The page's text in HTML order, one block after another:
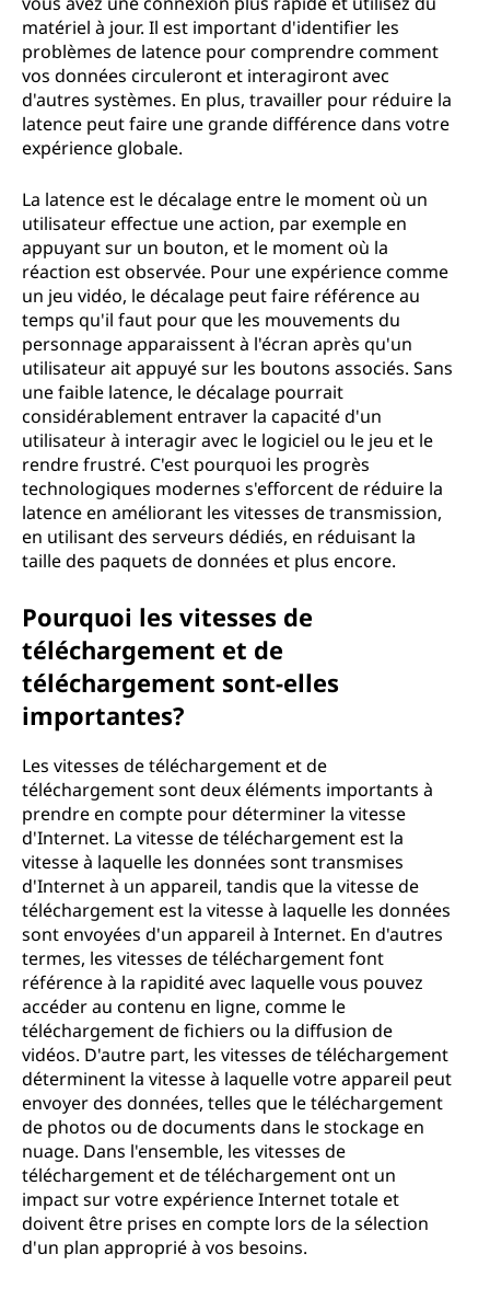
matériel à jour. Il est important d'identifier les
problèmes de latence pour comprendre comment
vos données circuleront et interagiront avec
d'autres systèmes. En plus, travailler pour réduire la
latence peut faire une grande différence dans votre
expérience globale.
La latence est le décalage entre le moment où un
utilisateur effectue une action, par exemple en
appuyant sur un bouton, et le moment où la
réaction est observée. Pour une expérience comme
un jeu vidéo, le décalage peut faire référence au
temps qu'il faut pour que les mouvements du
personnage apparaissent à l'écran après qu'un
utilisateur ait appuyé sur les boutons associés. Sans
une faible latence, le décalage pourrait
considérablement entraver la capacité d'un
utilisateur à interagir avec le logiciel ou le jeu et le
rendre frustré. C'est pourquoi les progrès
technologiques modernes s'efforcent de réduire la
latence en améliorant les vitesses de transmission,
en utilisant des serveurs dédiés, en réduisant la
taille des paquets de données et plus encore.
Pourquoi les vitesses de
téléchargement et de
téléchargement sont-elles
importantes?
Les vitesses de téléchargement et de
téléchargement sont deux éléments importants à
prendre en compte pour déterminer la vitesse
d'Internet. La vitesse de téléchargement est la
vitesse à laquelle les données sont transmises
d'Internet à un appareil, tandis que la vitesse de
téléchargement est la vitesse à laquelle les données
sont envoyées d'un appareil à Internet. En d'autres
termes, les vitesses de téléchargement font
référence à la rapidité avec laquelle vous pouvez
accéder au contenu en ligne, comme le
téléchargement de fichiers ou la diffusion de
vidéos. D'autre part, les vitesses de téléchargement
déterminent la vitesse à laquelle votre appareil peut
envoyer des données, telles que le téléchargement
de photos ou de documents dans le stockage en
nuage. Dans l'ensemble, les vitesses de
téléchargement et de téléchargement ont un
impact sur votre expérience Internet totale et
doivent être prises en compte lors de la sélection
d'un plan approprié à vos besoins.